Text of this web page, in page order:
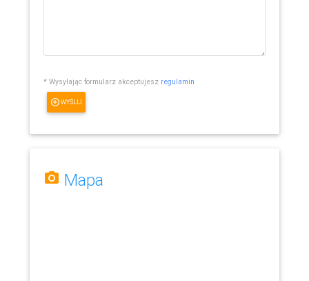
* Wysyłając formularz akceptujesz regulamin
WYŚLIJ
Mapa